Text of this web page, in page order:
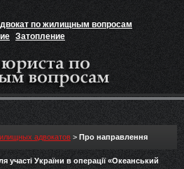
по жилищным вопросам
Затопление
адвокатов > Про направлення
участі України в операції «Океанський